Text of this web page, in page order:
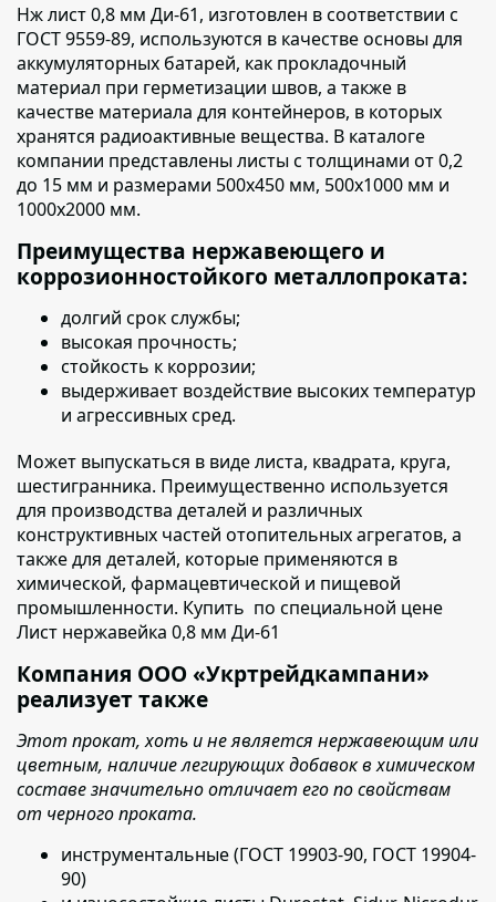
Нж лист 0,8 мм Ди-61, изготовлен в соответствии с
ГОСТ 9559-89, используются в качестве основы для
аккумуляторных батарей, как прокладочный
материал при герметизации швов, а также в
качестве материала для контейнеров, в которых
хранятся радиоактивные вещества. В каталоге
компании представлены листы с толщинами от 0,2
до 15 мм и размерами 500х450 мм, 500х1000 мм и
1000х2000 мм.
Преимущества нержавеющего и
коррозионностойкого металлопроката:
долгий срок службы;
высокая прочность;
стойкость к коррозии;
выдерживает воздействие высоких температур
и агрессивных сред.
Может выпускаться в виде листа, квадрата, круга,
шестигранника. Преимущественно используется
для производства деталей и различных
конструктивных частей отопительных агрегатов, а
также для деталей, которые применяются в
химической, фармацевтической и пищевой
промышленности. Купить по специальной цене
Лист нержавейка 0,8 мм Ди-61
Компания ООО «Укртрейдкампани»
реализует также
Этот прокат, хоть и не является нержавеющим или
цветным, наличие легирующих добавок в химическом
составе значительно отличает его по свойствам
от черного проката.
инструментальные(ГОСТ 19903-90, ГОСТ 19904-
90)